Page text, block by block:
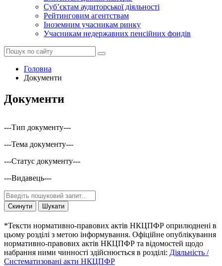
Суб’єктам аудиторської діяльності
Рейтинговим агентствам
Іноземним учасникам ринку
Учасникам недержавних пенсійних фондів
Головна
Документи
Документи
---Тип документу---
---Тема документу---
---Статус документу---
---Видавець---
Скинути Шукати
*Тексти нормативно-правових актів НКЦПФР оприлюднені в
цьому розділі з метою інформування. Офіційне опублікування
нормативно-правових актів НКЦПФР та відомостей щодо
набрання ними чинності здійснюється в розділі: Діяльність /
Систематизовані акти НКЦПФР